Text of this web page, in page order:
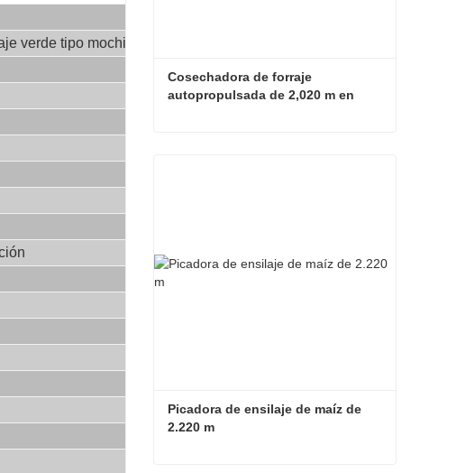
verde tipo mochila 4QX-2800
Cosechadora de forraje
autopropulsada de 2,020 m en
Picadora de ensilaje de maíz de
2.220 m